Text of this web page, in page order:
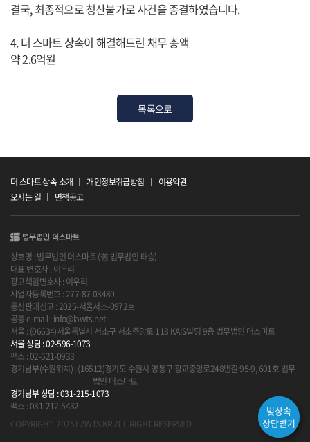
상담
신청
빚상속
상담받기
결국, 최종적으로 청산불가로 사건을 종결하였습니다.
4. 더 스마트 상속이 해결해드린 채무 총액
약 2.6억원
목록으로
더 스마트 상속 소개 개인정보취급방침
이용약관
오시는 길
면책공고
상호명 : 법무법인 더스마트 (舊 법무법인 태승)
대표 변호사 : 이우리
광고책임변호사 : 이우리
사업자등록번호 : 277-87-03480
통신판매신고 : 2025-서울서초-0972호
공통 e-mail : info@lawts.net
서울 : (06634)서울특별시 서초구 서초중앙로 118 KAIS빌딩 9층 법무법인 더스마트
서울 상담 : 02-596-1073
팩스 : 02-521-0933
경기남부(수원위치) : (16512)경기도 수원시 영통구 광교중앙로248번길 95-9, 601호 법무
법인 더스마트
경기남부 상담 : 031-215-1073
팩스 : 031-212-5432
COPYRIGHT. 2025 LAWTS.KR ALL RIGHT RESERVED